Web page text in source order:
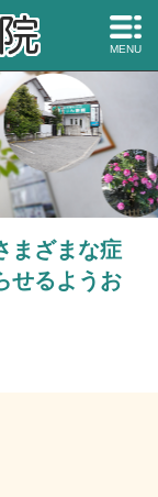
MENU
まざまな症
せるようお